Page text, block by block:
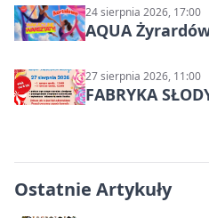
24 sierpnia 2026, 17:00
AQUA
27 sierpnia 2026, 11:00
FABRYKA
Ostatnie Artykuły